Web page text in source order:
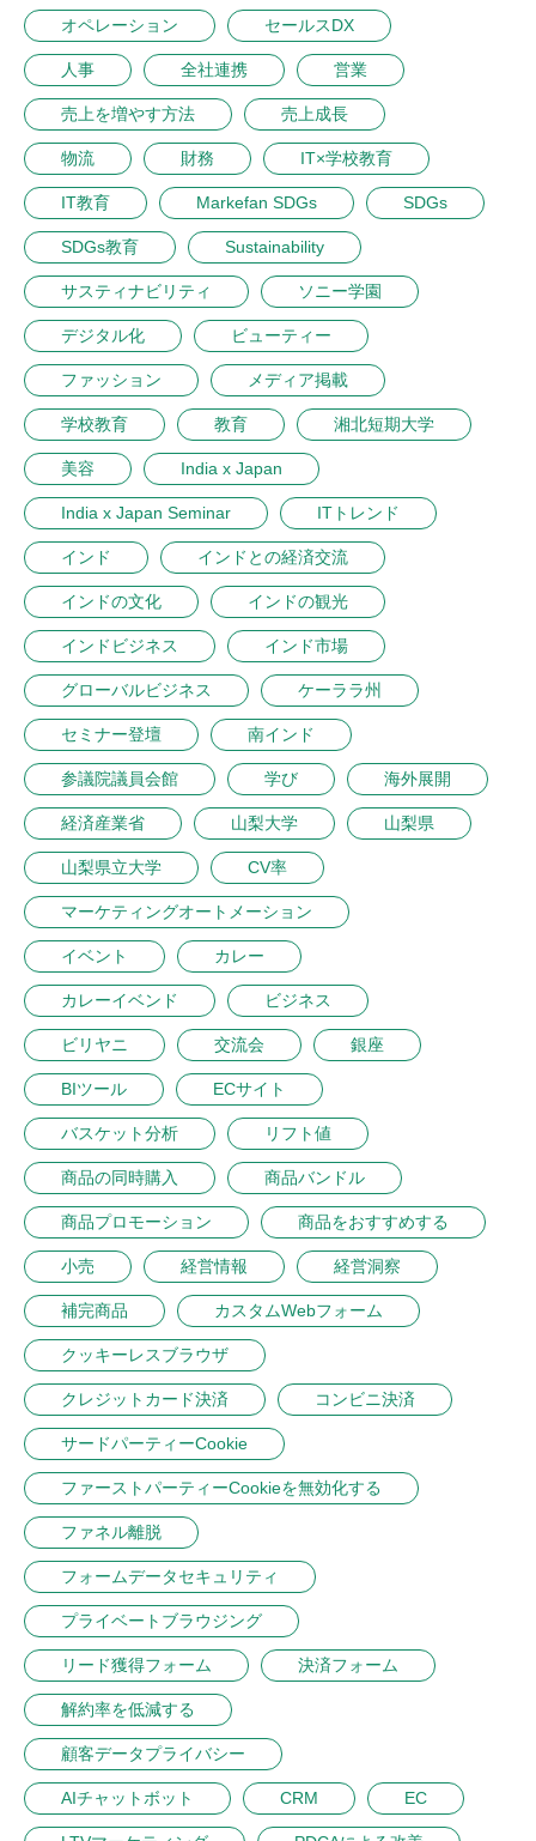
オペレーション セールスDX
人事 全社連携 営業
売上を増やす方法 売上成長
物流 財務 IT×学校教育
IT教育 Markefan SDGs SDGs
SDGs教育 Sustainability
サスティナビリティ ソニー学園
デジタル化 ビューティー
ファッション メディア掲載
学校教育 教育 湘北短期大学
美容 India x Japan
India x Japan Seminar ITトレンド
インド インドとの経済交流
インドの文化 インドの観光
インドビジネス インド市場
グローバルビジネス ケーララ州
セミナー登壇 南インド
参議院議員会館 学び 海外展開
経済産業省 山梨大学 山梨県
山梨県立大学 CV率
マーケティングオートメーション
イベント カレー
カレーイベンド ビジネス
ビリヤニ 交流会 銀座
BIツール ECサイト
バスケット分析 リフト値
商品の同時購入 商品バンドル
商品プロモーション 商品をおすすめする
小売 経営情報 経営洞察
補完商品 カスタムWebフォーム
クッキーレスブラウザ
クレジットカード決済 コンビニ決済
サードパーティーCookie
ファーストパーティーCookieを無効化する
ファネル離脱
フォームデータセキュリティ
プライベートブラウジング
リード獲得フォーム 決済フォーム
解約率を低減する
顧客データプライバシー
AIチャットボット CRM EC